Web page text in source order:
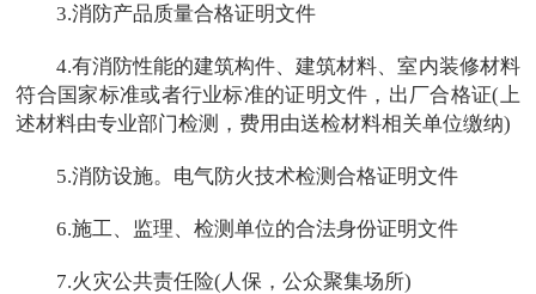
3.消防产品质量合格证明文件
4.有消防性能的建筑构件、建筑材料、室内装修材料
符合国家标准或者行业标准的证明文件，出厂合格证(上
述材料由专业部门检测，费用由送检材料相关单位缴纳)
5.消防设施。电气防火技术检测合格证明文件
6.施工、监理、检测单位的合法身份证明文件
7.火灾公共责任险(人保，公众聚集场所)